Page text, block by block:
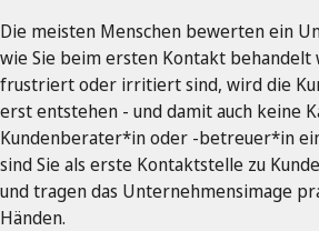
Die meisten Menschen bewerten ein
wie Sie beim ersten Kontakt behandelt
frustriert oder irritiert sind, wird die
erst entstehen - und damit auch keine
Kundenberater*in oder -betreuer*in
sind Sie als erste Kontaktstelle zu
und tragen das Unternehmensimage
Händen.